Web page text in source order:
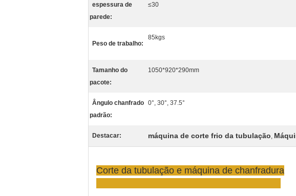
espessura de
parede:
≤30
Peso de trabalho:
85kgs
Tamanho do
pacote:
1050*920*290mm
Ângulo chanfrado
padrão:
0°, 30°, 37.5°
Destacar: máquina de corte frio da tubulação,
Corte da tubulação e máquina de chanfradura